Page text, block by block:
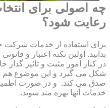
چه اصولی برای
رعایت شود؟
برای استفاده از خدمات شرکت
بدانید. اولین نکته اعتبار و
در کنار امور مثبت و تاثیر
شکل می گیرد و این موضوع هم
صدق می کند. و در صورت
خدمات آنها بهره مند شوید.